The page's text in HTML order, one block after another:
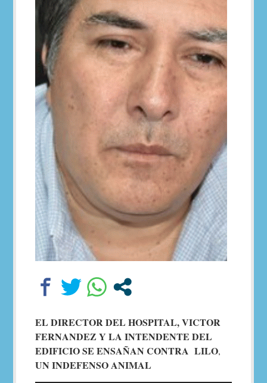
EL DIRECTOR DEL HOSPITAL, VICTOR
FERNANDEZ Y LA INTENDENTE DEL
EDIFICIOSE ENSAÑAN CONTRA LILO,
UN INDEFENSOANIMAL